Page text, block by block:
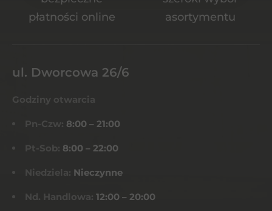
płatności online
asortymentu
ul. Dworcowa 26/6
Godziny otwarcia
Pn-Czw: 8:00 – 21:00
Pt-Sob: 8:00 – 22:00
Niedziela: Nieczynne
Nd. Handlowa: 12:00 – 20:00